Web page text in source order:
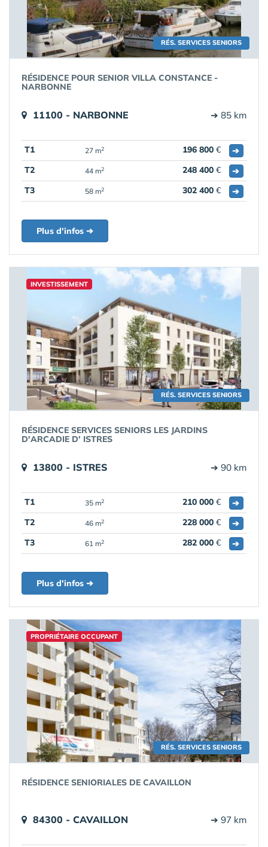
RÉS. SERVICES SENIORS
RÉSIDENCE POUR SENIOR VILLA CONSTANCE -
NARBONNE
11100 - NARBONNE ➔ 85 km
T1 27 m2 196 800 €
➔
T2
44 m2 248 400 €
➔
T3
58 m2 302 400 € ➔
Plus d'infos ➔
RÉS. SERVICES SENIORS
INVESTISSEMENT
RÉSIDENCE SERVICES SENIORS LES JARDINS
D'ARCADIE D' ISTRES
13800 - ISTRES ➔ 90 km
T1 35 m2 210 000 €
➔
T2
46 m2 228 000 €
➔
T3
61 m2 282 000 € ➔
Plus d'infos ➔
RÉS. SERVICES SENIORS
PROPRIÉTAIRE OCCUPANT
RÉSIDENCE SENIORIALES DE CAVAILLON
84300 - CAVAILLON ➔ 97 km